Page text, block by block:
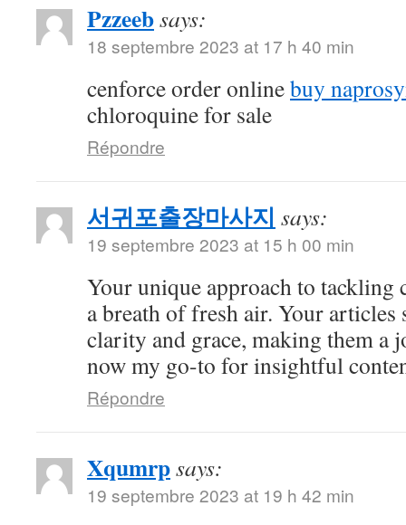
Pzzeebsays:
18 septembre 2023 at 17 h 40 min
cenforce order onlinebuy
chloroquine for sale
Répondre
서귀포출장마사지 says:
19 septembre 2023 at 15 h 00 min
Your unique approach to tackling
a breath of fresh air. Your
clarity and grace, making them a
now my go-to for insightful
Répondre
Xqumrpsays:
19 septembre 2023 at 19 h 42 min